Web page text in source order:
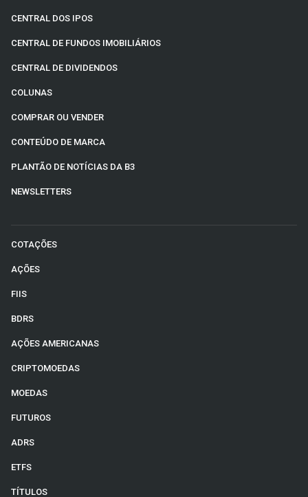
CENTRAL DOS IPOS
CENTRAL DE FUNDOS IMOBILIÁRIOS
CENTRAL DE DIVIDENDOS
COLUNAS
COMPRAR OU VENDER
CONTEÚDO DE MARCA
PLANTÃO DE NOTÍCIAS DA B3
NEWSLETTERS
COTAÇÕES
AÇÕES
FIIS
BDRS
AÇÕES AMERICANAS
CRIPTOMOEDAS
MOEDAS
FUTUROS
ADRS
ETFS
TÍTULOS